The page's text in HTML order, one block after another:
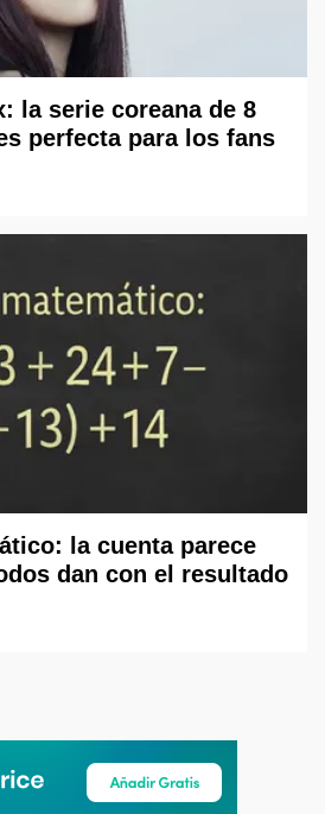
la serie coreana de 8
perfecta para los fans
la cuenta parece
dan con el resultado